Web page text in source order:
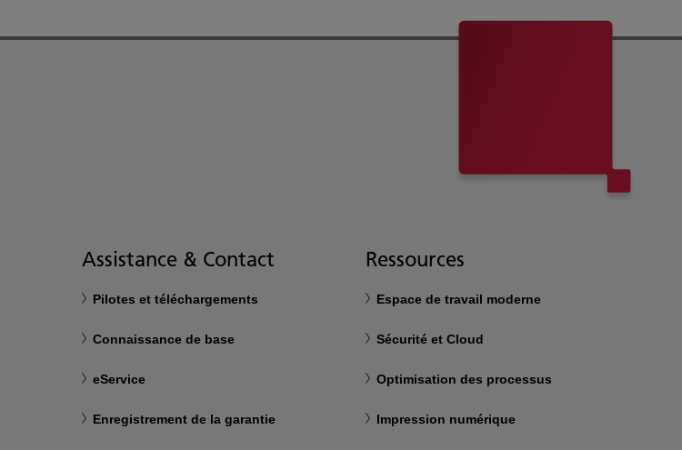
Assistance & Contact
Pilotes et téléchargements
Connaissance de base
eService
Enregistrement de la garantie
Ressources
Espace de travail moderne
Sécurité et Cloud
Optimisation des processus
Impression numérique